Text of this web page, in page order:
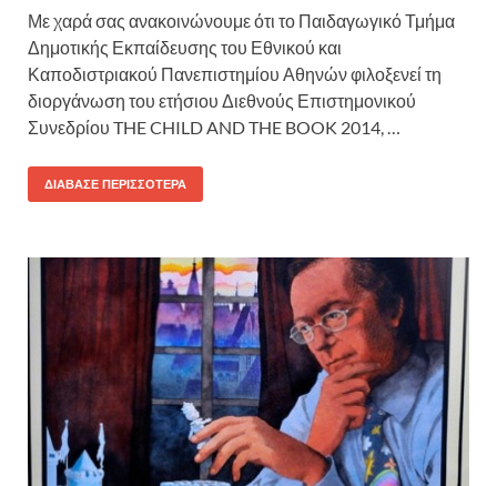
Με χαρά σας ανακοινώνουμε ότι το Παιδαγωγικό Τμήμα
Δημοτικής Εκπαίδευσης του Εθνικού και
Καποδιστριακού Πανεπιστημίου Αθηνών φιλοξενεί τη
διοργάνωση του ετήσιου Διεθνούς Επιστημονικού
Συνεδρίου THE CHILD AND THE BOOK 2014, …
ΔΙΆΒΑΣΕ ΠΕΡΙΣΣΌΤΕΡΑ